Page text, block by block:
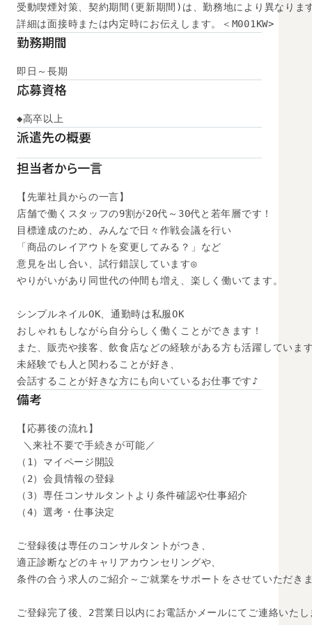
受動喫煙対策、契約期間(更新期間)は、勤務地により異なりま
詳細は面接時または内定時にお伝えします。＜M001KW>
勤務期間
即日～長期
応募資格
◆高卒以上
派遣先の概要
担当者から一言
【先輩社員からの一言】
店舗で働くスタッフの9割が20代～30代と若年層です！
目標達成のため、みんなで日々作戦会議を行い
「商品のレイアウトを変更してみる？」など
意見を出し合い、試行錯誤しています◎
やりがいがあり同世代の仲間も増え、楽しく働いてます。
シンプルネイルOK、通勤時は私服OK
おしゃれもしながら自分らしく働くことができます！
また、販売や接客、飲食店などの経験がある方も活躍していま
未経験でも人と関わることが好き、
会話することが好きな方にも向いているお仕事です♪
備考
【応募後の流れ】
＼来社不要で手続きが可能／
（1）マイページ開設
（2）会員情報の登録
（3）専任コンサルタントより条件確認や仕事紹介
（4）選考・仕事決定
ご登録後は専任のコンサルタントがつき、
適正診断などのキャリアカウンセリングや、
条件の合う求人のご紹介～ご就業をサポートをさせていただき
ご登録完了後、2営業日以内にお電話かメールにてご連絡いたし